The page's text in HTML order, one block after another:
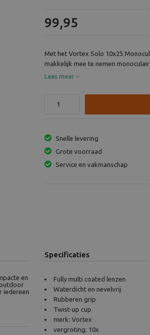
99,95
Met het Vortex Solo 10x25
makkelijk mee te nemen
Lees meer
Snelle levering
Grote voorraad
Service en vakmanschap
en
iedereen
Specificaties
Fully multi coated lenzen
Waterdicht en nevelvrij
Rubberen grip
Twist-up cup
merk: Vortex
vergroting: 10x